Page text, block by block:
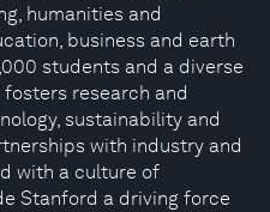
humanities and
business and earth
students and a diverse
research and
sustainability and
with industry and
with a culture of
Stanford a driving force